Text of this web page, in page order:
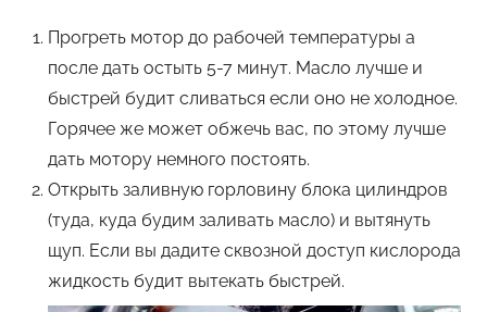
Прогреть мотор до рабочей температуры а
после дать остыть 5-7 минут. Масло лучше и
быстрей будит сливаться если оно не холодное.
Горячее же может обжечь вас, по этому лучше
дать мотору немного постоять.
Открыть заливную горловину блока цилиндров
(туда, куда будим заливать масло) и вытянуть
щуп. Если вы дадите сквозной доступ кислорода
жидкость будит вытекать быстрей.